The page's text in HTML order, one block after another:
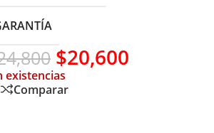
$20,600
existencias
Comparar